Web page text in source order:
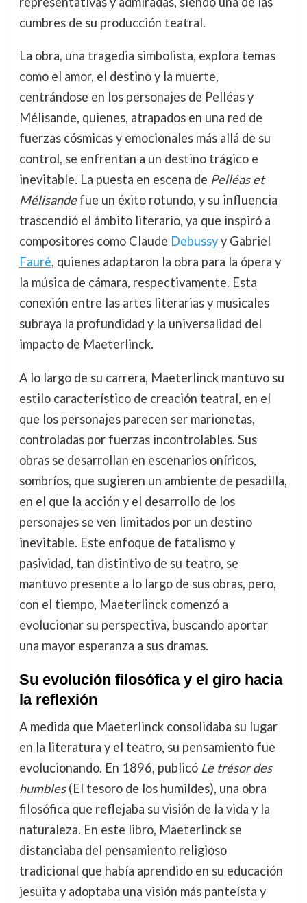
cumbres de su producción teatral.
La obra, una tragedia simbolista, explora temas
como el amor, el destino y la muerte,
centrándose en los personajes de Pelléas y
Mélisande, quienes, atrapados en una red de
fuerzas cósmicas y emocionales más allá de su
control, se enfrentan a un destino trágico e
inevitable. La puesta en escena de Pelléas et
Mélisandefue un éxito rotundo, y su influencia
trascendió el ámbito literario, ya que inspiró a
compositores como Claude Debussyy Gabriel
Fauré, quienes adaptaron la obra para la ópera y
la música de cámara, respectivamente. Esta
conexión entre las artes literarias y musicales
subraya la profundidad y la universalidad del
impacto de Maeterlinck.
A lo largo de su carrera, Maeterlinck mantuvo su
estilo característico de creación teatral, en el
que los personajes parecen ser marionetas,
controladas por fuerzas incontrolables. Sus
obras se desarrollan en escenarios oníricos,
sombríos, que sugieren un ambiente de pesadilla,
en el que la acción y el desarrollo de los
personajes se ven limitados por un destino
inevitable. Este enfoque de fatalismo y
pasividad, tan distintivo de su teatro, se
mantuvo presente a lo largo de sus obras, pero,
con el tiempo, Maeterlinck comenzó a
evolucionar su perspectiva, buscando aportar
una mayor esperanza a sus dramas.
Su evolución filosófica y el giro hacia
la reflexión
A medida que Maeterlinck consolidaba su lugar
en la literatura y el teatro, su pensamiento fue
evolucionando. En 1896, publicó Le trésor des
humbles(El tesoro de los humildes), una obra
filosófica que reflejaba su visión de la vida y la
naturaleza. En este libro, Maeterlinck se
distanciaba del pensamiento religioso
tradicional que había aprendido en su educación
jesuita y adoptaba una visión más panteísta y